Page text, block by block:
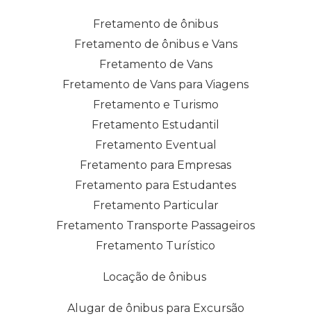
Fretamento de ônibus
Fretamento de ônibus e Vans
Fretamento de Vans
Fretamento de Vans para Viagens
Fretamento e Turismo
Fretamento Estudantil
Fretamento Eventual
Fretamento para Empresas
Fretamento para Estudantes
Fretamento Particular
Fretamento Transporte Passageiros
Fretamento Turístico
Locação de ônibus
Alugar de ônibus para Excursão